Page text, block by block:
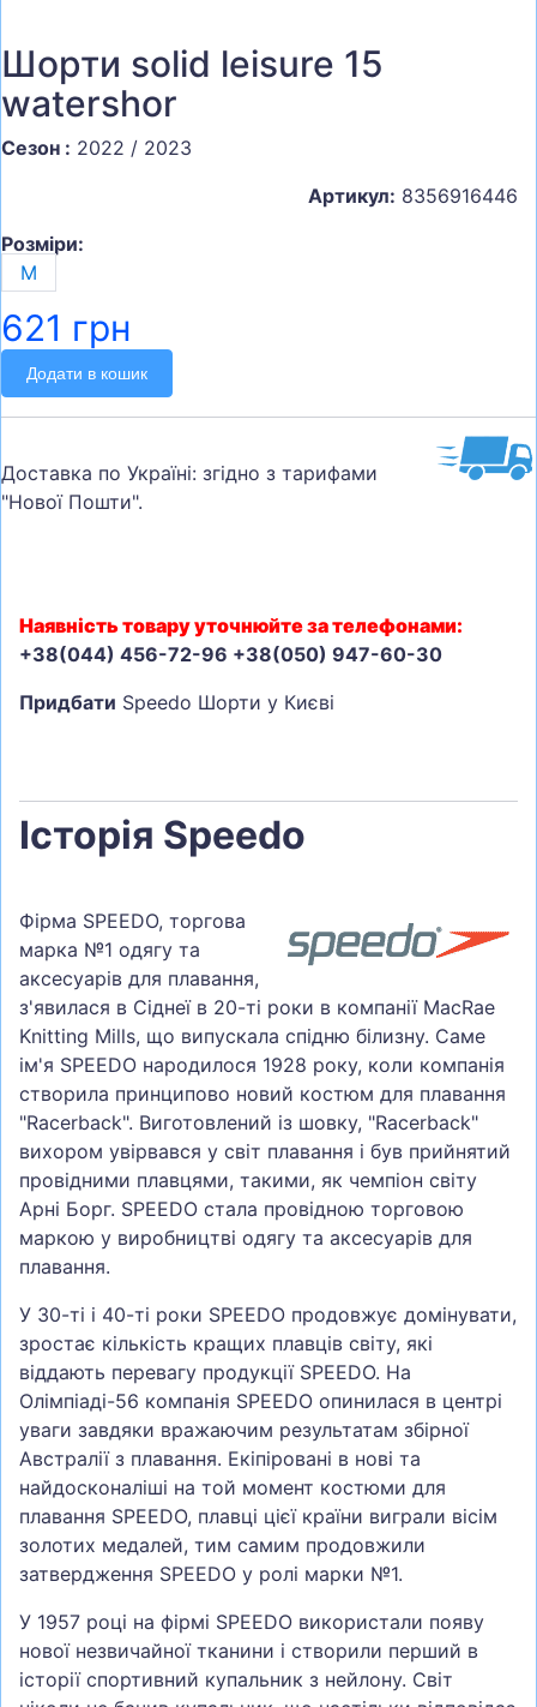
Шорти solid leisure 15
watershor
Сезон : 2022 / 2023
Артикул: 8356916446
Розміри:
M
621 грн
Додати в кошик
Доставка по Україні: згідно з тарифами
"Нової Пошти".
Наявність товару уточнюйте за телефонами:
+38(044) 456-72-96 +38(050) 947-60-30
Придбати Speedo Шорти у Києві
Історія Speedo
Фірма SPEEDO, торгова
марка №1 одягу та
аксесуарів для плавання,
з'явилася в Сіднеї в 20-ті роки в компанії MacRae
Knitting Mills, що випускала спідню білизну. Саме
ім'я SPEEDO народилося 1928 року, коли компанія
створила принципово новий костюм для плавання
"Racerback". Виготовлений із шовку, "Racerback"
вихором увірвався у світ плавання і був прийнятий
провідними плавцями, такими, як чемпіон світу
Арні Борг. SPEEDO стала провідною торговою
маркою у виробництві одягу та аксесуарів для
плавання.
У 30-ті і 40-ті роки SPEEDO продовжує домінувати,
зростає кількість кращих плавців світу, які
віддають перевагу продукції SPEEDO. На
Олімпіаді-56 компанія SPEEDO опинилася в центрі
уваги завдяки вражаючим результатам збірної
Австралії з плавання. Екіпіровані в нові та
найдосконаліші на той момент костюми для
плавання SPEEDO, плавці цієї країни виграли вісім
золотих медалей, тим самим продовжили
затвердження SPEEDO у ролі марки №1.
У 1957 році на фірмі SPEEDO використали появу
нової незвичайної тканини і створили перший в
історії спортивний купальник з нейлону. Світ